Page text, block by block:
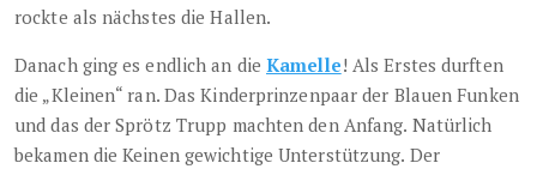
rockte als nächstes die Hallen.
Danach ging es endlich an die Kamelle! Als Erstes durften
die „Kleinen“ ran. Das Kinderprinzenpaar der Blauen Funken
und das der Sprötz Trupp machten den Anfang. Natürlich
bekamen die Keinen gewichtige Unterstützung. Der